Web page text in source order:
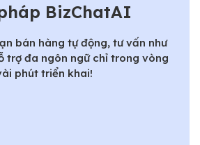
BizChatAI
bán hàng tự động, tư vấn như
trợ đa ngôn ngữ chỉ trong vòng
phút triển khai!